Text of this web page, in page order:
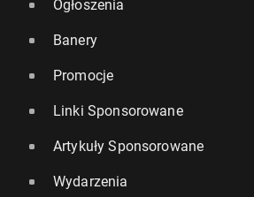
Ogłoszenia
Banery
Promocje
Linki Sponsorowane
Artykuły Sponsorowane
Wydarzenia